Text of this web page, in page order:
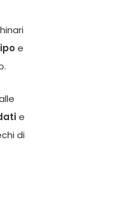
e
e
di